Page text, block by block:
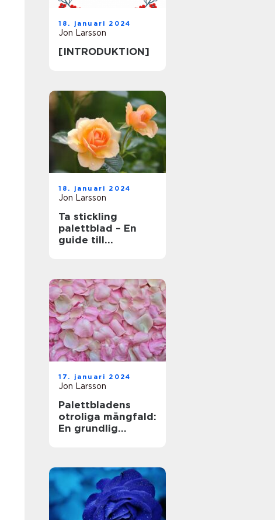
18. januari 2024
Jon Larsson
[INTRODUKTION]
18. januari 2024
Jon Larsson
Ta stickling
palettblad – En
guide till
17. januari 2024
Jon Larsson
Palettbladens
otroliga mångfald:
En grundlig